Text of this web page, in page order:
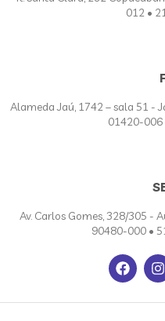
012 •
Alameda Jaú, 1742 – sala 51 -
01420-006
Av. Carlos Gomes, 328/305 -
90480-000 •